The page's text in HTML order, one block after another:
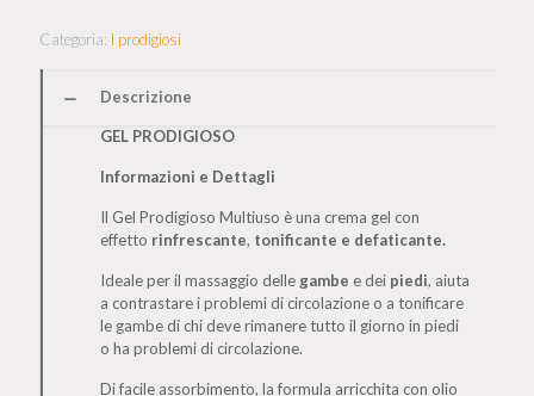
Categoria: I prodigiosi
Descrizione
GEL PRODIGIOSO
Informazioni e Dettagli
Il Gel Prodigioso Multiuso è una crema gel con
effetto rinfrescante, tonificante e defaticante.
Ideale per il massaggio delle gambe e dei piedi, aiuta
a contrastare i problemi di circolazione o a tonificare
le gambe di chi deve rimanere tutto il giorno in piedi
o ha problemi di circolazione.
Di facile assorbimento, la formula arricchita con olio